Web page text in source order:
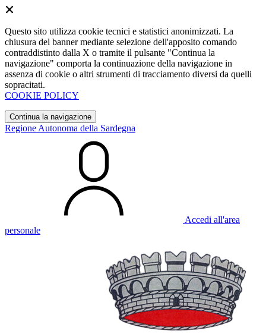
Questo sito utilizza cookie tecnici e statistici anonimizzati. La
chiusura del banner mediante selezione dell'apposito comando
contraddistinto dalla X o tramite il pulsante "Continua la
navigazione" comporta la continuazione della navigazione in
assenza di cookie o altri strumenti di tracciamento diversi da quelli
sopracitati.
COOKIE POLICY
Continua la navigazione
Regione Autonoma della Sardegna
Accedi all'area
personale